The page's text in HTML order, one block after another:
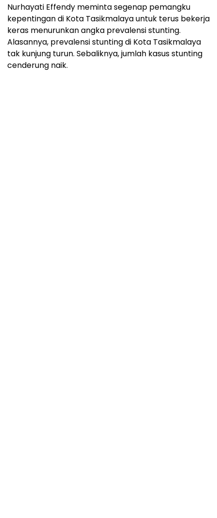
Nurhayati Effendy meminta segenap pemangku
kepentingan di Kota Tasikmalaya untuk terus bekerja
keras menurunkan angka prevalensi stunting.
Alasannya, prevalensi stunting di Kota Tasikmalaya
tak kunjung turun. Sebaliknya, jumlah kasus stunting
cenderung naik.